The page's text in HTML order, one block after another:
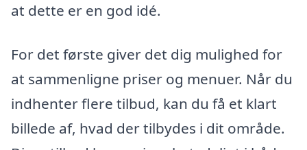
at dette er en god idé.
For det første giver det dig mulighed for
at sammenligne priser og menuer. Når du
indhenter flere tilbud, kan du få et klart
billede af, hvad der tilbydes i dit område.